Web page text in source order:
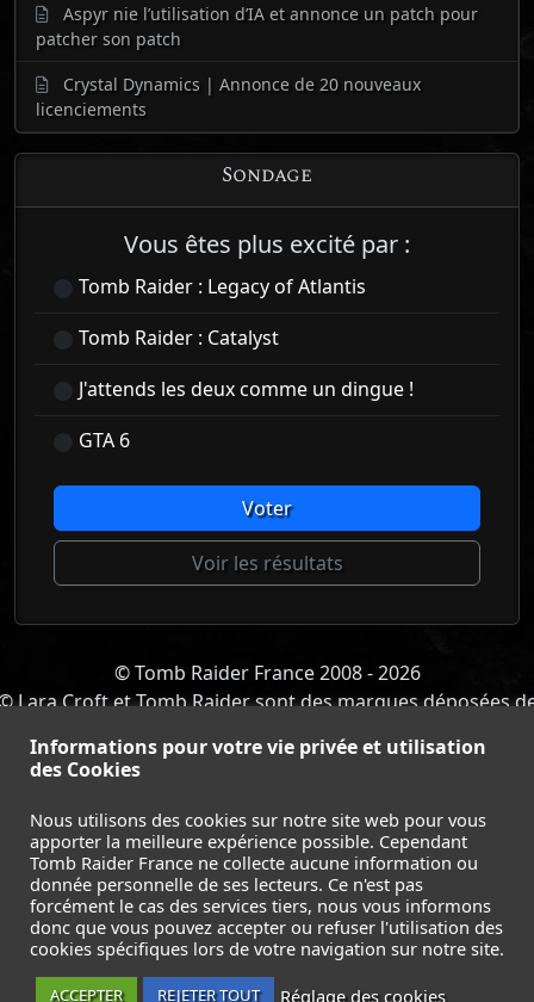
Aspyr nie l’utilisation d’IA et annonce un patch pour
patcher son patch
Crystal Dynamics | Annonce de 20 nouveaux
licenciements
Sondage
Vous êtes plus excité par :
Tomb Raider : Legacy of Atlantis
Tomb Raider : Catalyst
J'attends les deux comme un dingue !
GTA 6
Voter
Voir les résultats
Informations pour votre vie privée et utilisation
des Cookies
Nous utilisons des cookies sur notre site web pour vous
apporter la meilleure expérience possible. Cependant
Tomb Raider France ne collecte aucune information ou
donnée personnelle de ses lecteurs. Ce n'est pas
forcément le cas des services tiers, nous vous informons
donc que vous pouvez accepter ou refuser l'utilisation des
cookies spécifiques lors de votre navigation sur notre site.
ACCEPTER REJETER TOUT Réglage des cookies
© Tomb Raider France 2008 - 2026
Lara Croft et Tomb Raider sont des marques déposées
ACCUEIL- TOMB RAIDER - LEGACY OF ATLANTIS-
MENTIONS LÉGALES / CGU-
Suivez nous sur les réseaux :